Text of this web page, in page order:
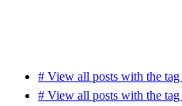
# View all posts with the tag
# View all posts with the tag